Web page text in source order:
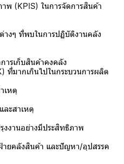
(KPIS) ในการจัดการสินค้า
งๆ ที่พบในการปฏิบัติงานคลัง
ารเก็บสินค้าคงคลัง
ที่มากเกินไปในกระบวนการผลิต
หตุ
ะสาเหตุ
านอย่างมีประสิทธิภาพ
ายคลังสินค้า และปัญหา/อุปสรรค